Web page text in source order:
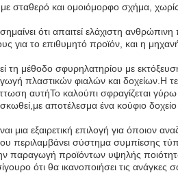
σταθερό και ομοιόμορφο σχήμα,
ότι απαιτεί ελάχιστη
για το επιθυμητό προϊόν, και η
μέθοδο σφυρηλατηρίου με
πλαστικών φιαλών και δοχείων.Η
αυτήΤο καλούπι σφραγίζεται
αποτέλεσμα ένα κούφιο
εξαιρετική επιλογή για όποιον
περιλαμβάνει σύστημα συμπίεσης
παραγωγή προϊόντων υψηλής
ότι θα ικανοποιήσει τις ανάγκες